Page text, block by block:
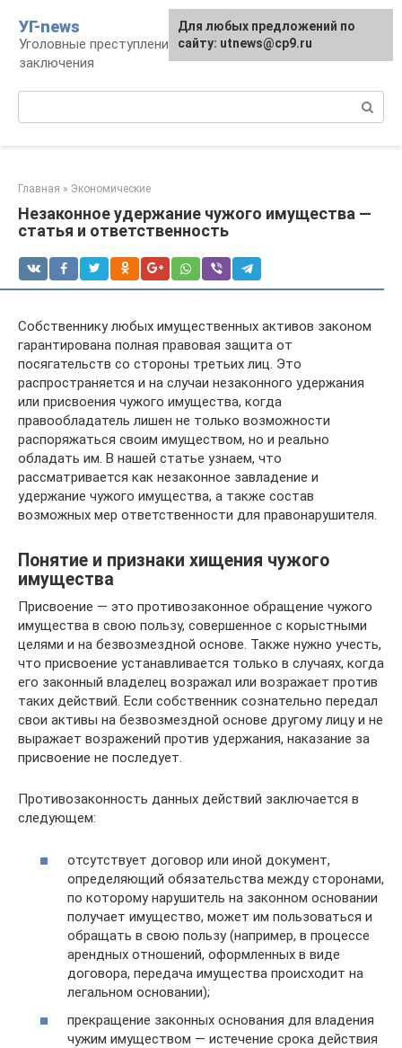
контенту
УГ-news
Уголовные преступления, наказания, места
заключения
Главная » Экономические
Незаконное удержание чужого имущества —
статья и ответственность
Собственнику любых имущественных активов законом
гарантирована полная правовая защита от
посягательств со стороны третьих лиц. Это
распространяется и на случаи незаконного удержания
или присвоения чужого имущества, когда
правообладатель лишен не только возможности
распоряжаться своим имуществом, но и реально
обладать им. В нашей статье узнаем, что
рассматривается как незаконное завладение и
удержание чужого имущества, а также состав
возможных мер ответственности для правонарушителя.
Понятие и признаки хищения чужого
имущества
Присвоение — это противозаконное обращение чужого
имущества в свою пользу, совершенное с корыстными
целями и на безвозмездной основе. Также нужно учесть,
что присвоение устанавливается только в случаях, когда
его законный владелец возражал или возражает против
таких действий. Если собственник сознательно передал
свои активы на безвозмездной основе другому лицу и не
выражает возражений против удержания, наказание за
присвоение не последует.
Противозаконность данных действий заключается в
следующем:
отсутствует договор или иной документ,
определяющий обязательства между сторонами,
по которому нарушитель на законном основании
получает имущество, может им пользоваться и
обращать в свою пользу (например, в процессе
арендных отношений, оформленных в виде
договора, передача имущества происходит на
легальном основании);
прекращение законных основания для владения
чужим имуществом — истечение срока действия
Для любых предложений по
сайту: utnews@cp9.ru